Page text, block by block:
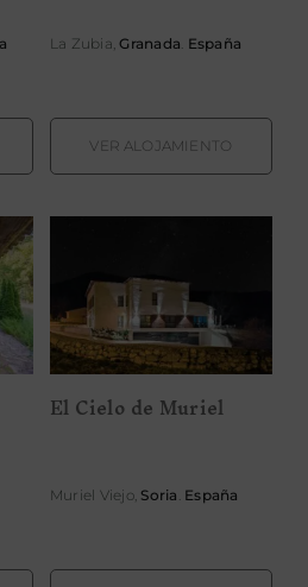
La Zubia,Granada. España
VER ALOJAMIENTO
El Cielo de
Muriel
El Cielo de Muriel
Muriel Viejo, Soria . España